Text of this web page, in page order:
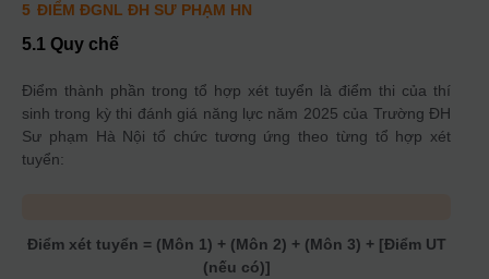
5 ĐIỂM ĐGNL ĐH SƯ PHẠM HN
5.1 Quy chế
Điểm thành phần trong tổ hợp xét tuyển là điểm thi của thí
sinh trong kỳ thi đánh giá năng lực năm 2025 của Trường ĐH
Sư phạm Hà Nội tổ chức tương ứng theo từng tổ hợp xét
tuyển:
Điểm xét tuyển = (Môn 1) + (Môn 2) + (Môn 3) + [Điểm UT
(nếu có)]